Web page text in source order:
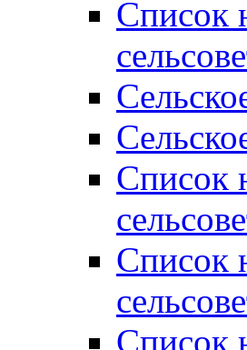
Список
Список
Список
Список